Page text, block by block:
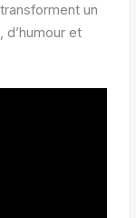
un
et